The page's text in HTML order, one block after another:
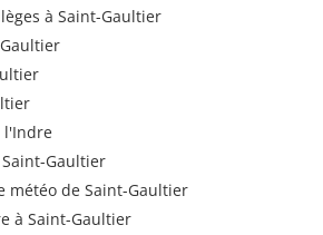
à Saint-Gaultier
l'Indre
Gaultier
météo de Saint-Gaultier
à Saint-Gaultier